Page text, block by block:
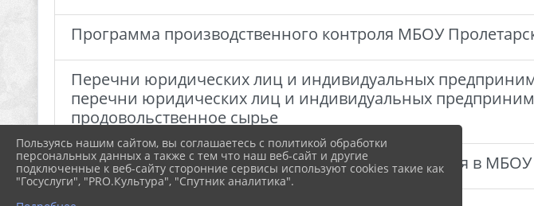
Программа производственного контроля МБОУ
Перечни юридических лиц и индивидуальных
перечни юридических лиц и индивидуальных
продовольственное сырье
Нормативные документы по организации питания в
Пользуясь нашим сайтом, вы соглашаетесь с политикой обработки
персональных данных а также с тем что наш веб-сайт и другие
подключенные к веб-сайту сторонние сервисы используют cookies такие как
"Госуслуги", "PRO.Культура", "Спутник аналитика".